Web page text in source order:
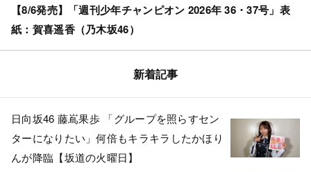
【8/6発売】「週刊少年チャンピオン 2026年 36・37号」表
紙：賀喜遥香（乃木坂46）
新着記事
日向坂46 藤嶌果歩 「グループを照らすセン
ターになりたい」何倍もキラキラしたかほり
んが降臨【坂道の火曜日】